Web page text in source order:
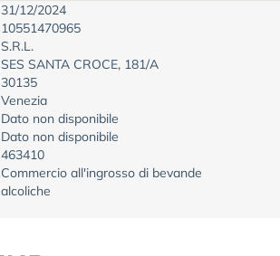
31/12/2024
10551470965
S.R.L.
SES SANTA CROCE, 181/A
30135
Venezia
Dato non disponibile
Dato non disponibile
463410
Commercio all'ingrosso di bevande
alcoliche